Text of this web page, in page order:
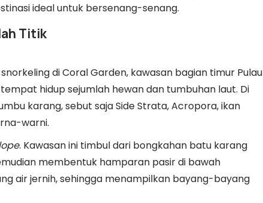
ideal untuk bersenang-senang.
Titik
di Coral Garden, kawasan bagian timur Pulau
hidup sejumlah hewan dan tumbuhan laut. Di
karang, sebut saja Side Strata, Acropora, ikan
warni.
. Kawasan ini timbul dari bongkahan batu karang
membentuk hamparan pasir di bawah
air jernih, sehingga menampilkan bayang-bayang